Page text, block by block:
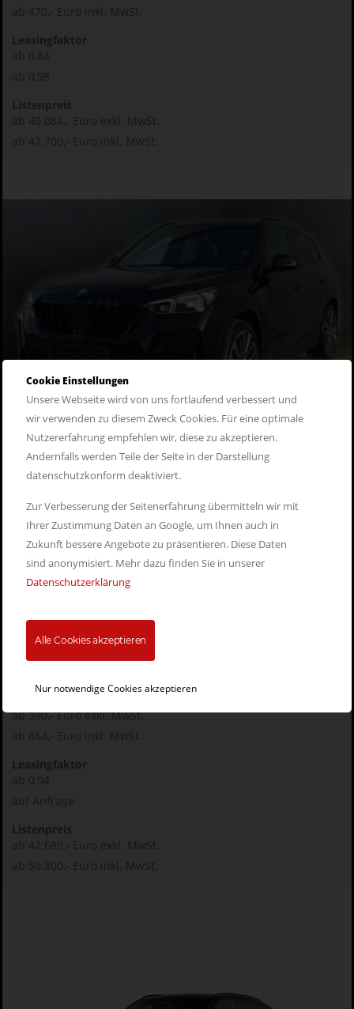
ab 470,- Euro inkl. MwSt.
Leasingfaktor
ab 0,84
ab 0,98
Listenpreis
ab 40.084,- Euro exkl. MwSt.
ab 47.700,- Euro inkl. MwSt.
BMW X1 xDrive20d
Diesel frei wählbar Neuwagen SUV
zum Angebot ab 390,- Euro
ab 390,- Euro exkl. MwSt.
ab 464,- Euro inkl. MwSt.
Leasingfaktor
ab 0,94
auf Anfrage
Listenpreis
ab 42.689,- Euro exkl. MwSt.
ab 50.800,- Euro inkl. MwSt.
Cookie Einstellungen
Unsere Webseite wird von uns fortlaufend verbessert und
wir verwenden zu diesem Zweck Cookies. Für eine optimale
Nutzererfahrung empfehlen wir, diese zu akzeptieren.
Andernfalls werden Teile der Seite in der Darstellung
datenschutzkonform deaktiviert.
Zur Verbesserung der Seitenerfahrung übermitteln wir mit
Ihrer Zustimmung Daten an Google, um Ihnen auch in
Zukunft bessere Angebote zu präsentieren. Diese Daten
sind anonymisiert. Mehr dazu finden Sie in unserer
Datenschutzerklärung
Alle Cookies akzeptieren
Nur notwendige Cookies akzeptieren